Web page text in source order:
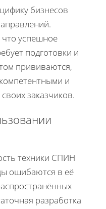
бизнесов
успешное
подготовки и
прививаются,
и
заказчиков.
техники СПИН
ошибаются в её
разработка